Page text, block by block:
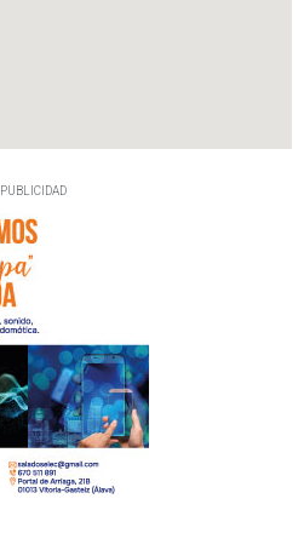
PUBLICIDAD